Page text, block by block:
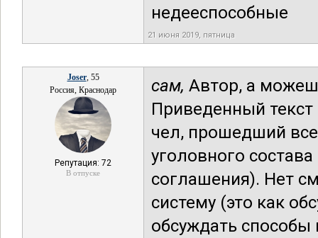
недееспособные
21 июня 2019, пятница
Joser, 55
Россия, Краснодар
Репутация: 72
В отпуске
сам, Автор, а
Приведенный текст
чел, прошедший
уголовного
соглашения). Нет
систему (это как
обсуждать способы